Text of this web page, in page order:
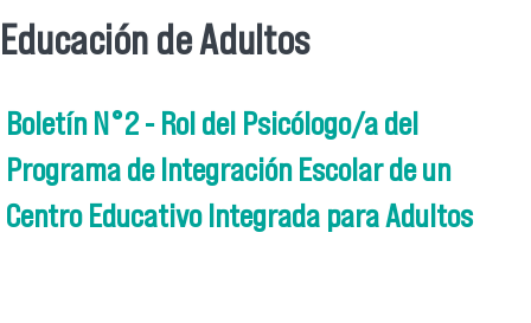
Educación de Adultos
Boletín N°2 - Rol del Psicólogo/a del
Programa de Integración Escolar de un
Centro Educativo Integrada para Adultos